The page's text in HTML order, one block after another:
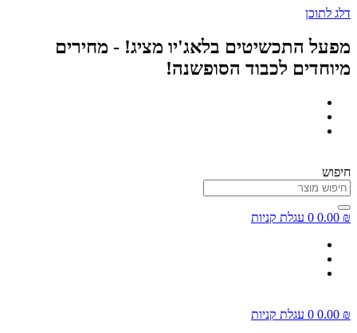
דלג לתוכן
מפעל התכשיטים בלאג'יו מציג! - מחירים
מיוחדים לכבוד הסופשנה!
חיפוש
0.00 ₪
0 עגלת קניות
0.00 ₪
0 עגלת קניות